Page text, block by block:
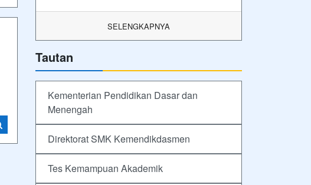
SELENGKAPNYA
Tautan
Kementerian Pendidikan Dasar dan
Menengah
Direktorat SMK Kemendikdasmen
Tes Kemampuan Akademik